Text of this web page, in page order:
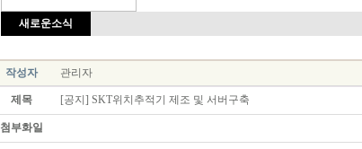
새로운소식
작성자 관리자
제목 [공지] SKT위치추적기 제조 및 서버구축
첨부화일